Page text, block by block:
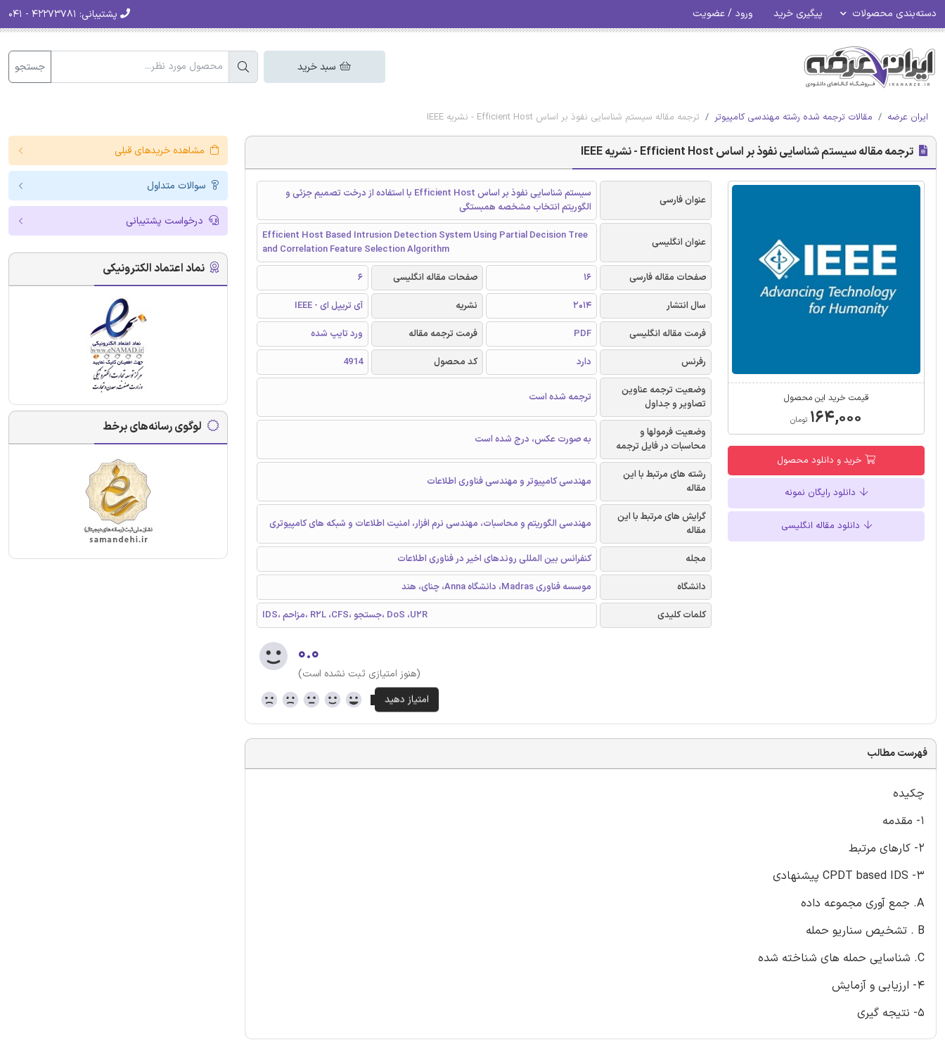
دسته‌بندی محصولات پیگیری خرید ورود / عضویت پشتیبانی:
سبد خرید جستجو
ایران عرضه مقالات ترجمه شده رشته مهندسی کامپیوتر ترجمه مقاله سیستم شناسایی نفوذ بر اساس Efficient Host - نشریه IEEE
ترجمه مقاله سیستم شناسایی نفوذ بر اساس Efficient Host - نشریه IEEE
قیمت خرید این محصول
۱۶۴,۰۰۰ تومان
خرید و دانلود محصول
دانلود رایگان نمونه
دانلود مقاله انگلیسی
عنوان فارسی
سیستم شناسایی نفوذ بر اساس Efficient Host با استفاده از درخت تصمیم جزئی و
الگوریتم انتخاب مشخصه همبستگی
عنوان انگلیسی
Efficient Host Based Intrusion Detection System Using Partial Decision Tree
and Correlation Feature Selection Algorithm
صفحات مقاله فارسی
16 صفحات مقاله انگلیسی
6
سال انتشار
2014 نشریه
آی تریپل ای - IEEE
فرمت مقاله انگلیسی
PDF فرمت ترجمه مقاله
ورد تایپ شده
رفرنس
دارد کد محصول
4914
وضعیت ترجمه عناوین
تصاویر و جداول
ترجمه شده است
وضعیت فرمولها و
محاسبات در فایل ترجمه
به صورت عکس، درج شده است
رشته های مرتبط با این
مقاله
مهندسی کامپیوتر و مهندسی فناوری اطلاعات
گرایش های مرتبط با این
مقاله
مهندسی الگوریتم و محاسبات، مهندسی نرم افزار، امنیت اطلاعات و شبکه های کامپیوتری
مجله
کنفرانس بین المللی روندهای اخیر در فناوری اطلاعات
دانشگاه
موسسه فناوری Madras، دانشگاه Anna، چنای، هند
کلمات کلیدی
IDS، مزاحم، R2L ،CFS، جستجو، DoS ،U2R
۰.۰
(هنوز امتیازی ثبت نشده است)
فهرست مطالب
چکیده
1- مقدمه
2- کارهای مرتبط
3- CPDT based IDS پیشنهادی
A. جمع آوری مجموعه داده
B . تشخیص سناریو حمله
C. شناسایی حمله های شناخته شده
4- ارزیابی و آزمایش
5- نتیجه گیری
مشاهده خریدهای قبلی
سوالات متداول
درخواست پشتیبانی
نماد اعتماد الکترونیکی
لوگوی رسانه‌های برخط